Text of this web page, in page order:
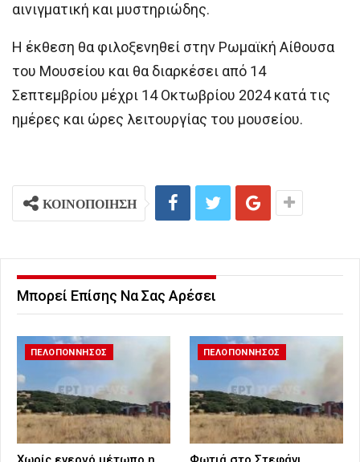
αινιγματική και μυστηριώδης.
Η έκθεση θα φιλοξενηθεί στην Ρωμαϊκή Αίθουσα
του Μουσείου και θα διαρκέσει από 14
Σεπτεμβρίου μέχρι 14 Οκτωβρίου 2024 κατά τις
ημέρες και ώρες λειτουργίας του μουσείου.
ΚΟΙΝΟΠΟΙΗΣΗ
Μπορεί Επίσης Να Σας Αρέσει
ΠΕΛΟΠΟΝΝΗΣΟΣ ΠΕΛΟΠΟΝΝΗΣΟΣ